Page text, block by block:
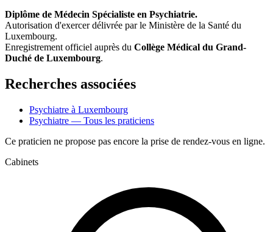
Diplôme de Médecin Spécialiste en Psychiatrie.
Autorisation d'exercer délivrée par le Ministère de la Santé du
Luxembourg.
Enregistrement officiel auprès du Collège Médical du Grand-
Duché de Luxembourg.
Recherches associées
Psychiatre à Luxembourg
Psychiatre — Tous les praticiens
Ce praticien ne propose pas encore la prise de rendez-vous en ligne.
Cabinets